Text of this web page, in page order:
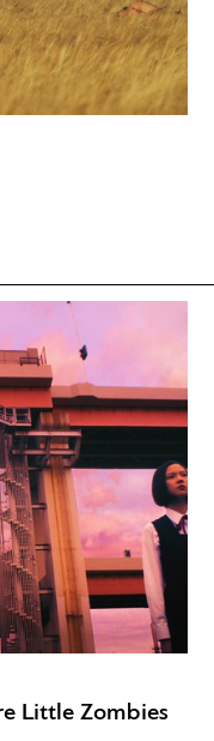
Little Zombies